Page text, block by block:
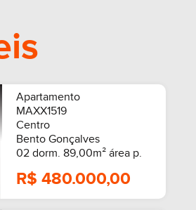
Apartamento
MAXX1519
Centro
Bento Gonçalves
02 dorm. 89,00m² área p.
R$ 480.000,00